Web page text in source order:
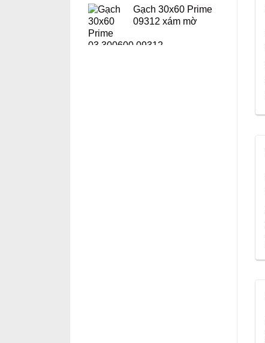
Gạch 30x60 Prime
09312 xám mờ